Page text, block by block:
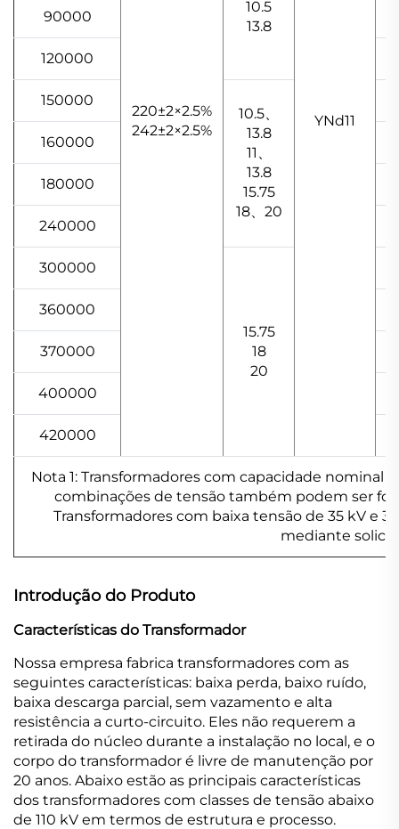
220±2×2.5%
242±2×2.5%
YNd11
10.5
13.8
90000
120000
150000
10.5、
13.8
11、
13.8
15.75
18、20
160000
180000
240000
300000
15.75
18
20
360000
370000
400000
420000
Nota 1: Transformadores com capacidade nominal
combinações de tensão também podem ser
Transformadores com baixa tensão de 35 kV e
mediante
Introdução do Produto
Características do Transformador
Nossa empresa fabrica transformadores com as
seguintes características: baixa perda, baixo ruído,
baixa descarga parcial, sem vazamento e alta
resistência a curto-circuito. Eles não requerem a
retirada do núcleo durante a instalação no local, e o
corpo do transformador é livre de manutenção por
20 anos. Abaixo estão as principais características
dos transformadores com classes de tensão abaixo
de 110 kV em termos de estrutura e processo.